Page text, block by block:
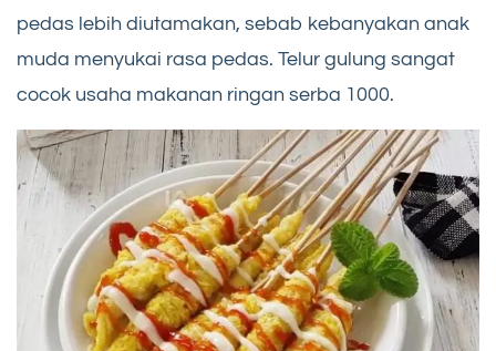
pedas lebih diutamakan, sebab kebanyakan anak
muda menyukai rasa pedas. Telur gulung sangat
cocok usaha makanan ringan serba 1000.